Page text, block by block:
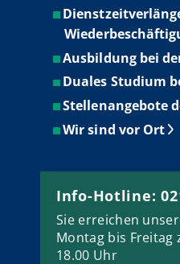
Ausbildung bei
Duales Studium
Stellenangebote
Wir sind vor Ort
Info-Hotline:
Sie erreichen
Montag bis Freitag
18.00 Uhr